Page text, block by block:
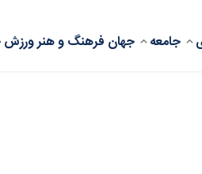
جامعه جهان فرهنگ و هنرورزش